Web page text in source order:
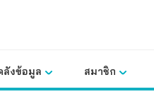
ลังข้อมูล สมาชิก